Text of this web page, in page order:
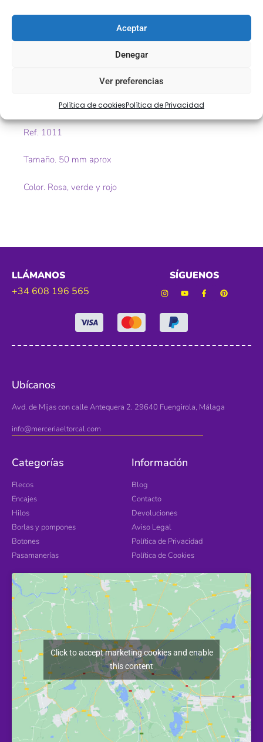
Aceptar
Denegar
Ver preferencias
Política de cookiesPolítica de Privacidad
Descripción
Información adicional
Valoraciones (0)
Descripción
Greca fantasía de 50 mm con estampado de cocina
Ref. 1011
Tamaño. 50 mm aprox
Color. Rosa, verde y rojo
LLÁMANOS
+34 608 196 565
SÍGUENOS
Ubícanos
Avd. de Mijas con calle Antequera 2. 29640 Fuengirola, Málaga
info@merceriaeltorcal.com
Categorías
Flecos
Encajes
Hilos
Borlas y pompones
Botones
Pasamanerías
Información
Blog
Contacto
Devoluciones
Aviso Legal
Política de Privacidad
Política de Cookies
Click to accept marketing cookies and enable
this content